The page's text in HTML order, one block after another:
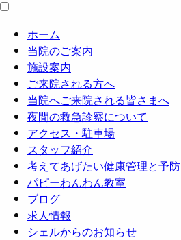
ホーム
当院のご案内
施設案内
ご来院される方へ
当院へご来院される皆さまへ
夜間の救急診察について
アクセス・駐車場
スタッフ紹介
考えてあげたい健康管理と予防
パピーわんわん教室
ブログ
求人情報
シェルからのお知らせ